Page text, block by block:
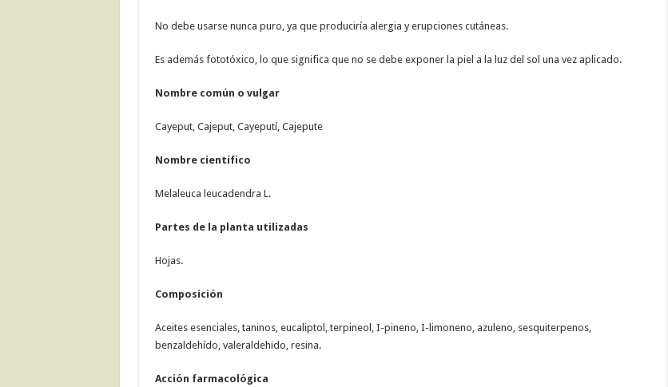
No debe usarse nunca puro, ya que produciría alergia y erupciones cutáneas.
Es además fototóxico, lo que significa que no se debe exponer la piel a la luz del sol una vez aplicado.
Nombre común o vulgar
Cayeput, Cajeput, Cayeputí, Cajepute
Nombre científico
Melaleuca leucadendra L.
Partes de la planta utilizadas
Hojas.
Composición
Aceites esenciales, taninos, eucaliptol, terpineol, I-pineno, I-limoneno, azuleno, sesquiterpenos,
benzaldehído, valeraldehido, resina.
Acción farmacológica